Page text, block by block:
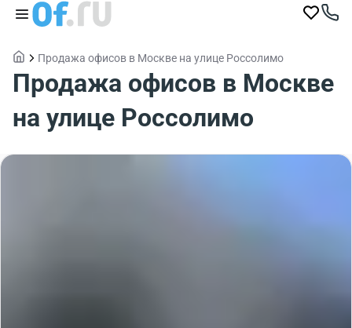
Продажа офисов в Москве на улице Россолимо
Продажа офисов в Москве
на улице Россолимо